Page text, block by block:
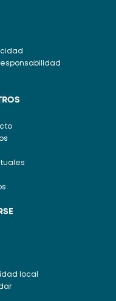
local